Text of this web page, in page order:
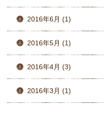
2016年6月 (1)
2016年5月 (1)
2016年4月 (3)
2016年3月 (1)